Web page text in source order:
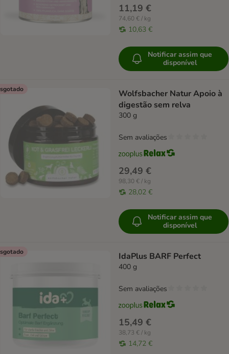
11,19 €
74,60 € / kg
10,63 €
Notificar assim que
disponível
Wolfsbacher Natur Apoio à
digestão sem relva
300 g
29,49 €
98,30 € / kg
28,02 €
Sem avaliações
Notificar assim que
disponível
IdaPlus BARF Perfect
400 g
15,49 €
38,73 € / kg
14,72 €
Sem avaliações